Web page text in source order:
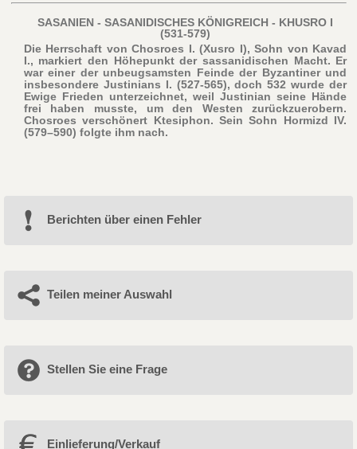
SASANIEN - SASANIDISCHES KÖNIGREICH - KHUSRO I
(531-579)
Die Herrschaft von Chosroes I. (Xusro I), Sohn von Kavad
I., markiert den Höhepunkt der sassanidischen Macht. Er
war einer der unbeugsamsten Feinde der Byzantiner und
insbesondere Justinians I. (527-565), doch 532 wurde der
Ewige Frieden unterzeichnet, weil Justinian seine Hände
frei haben musste, um den Westen zurückzuerobern.
Chosroes verschönert Ktesiphon. Sein Sohn Hormizd IV.
(579–590) folgte ihm nach.
Berichten über einen Fehler
Teilen meiner Auswahl
Stellen Sie eine Frage
Einlieferung/Verkauf